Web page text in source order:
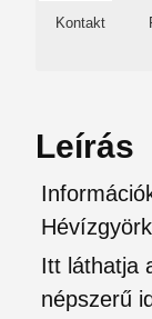
Kontakt
Leírás
Itt láthatja
népszerű